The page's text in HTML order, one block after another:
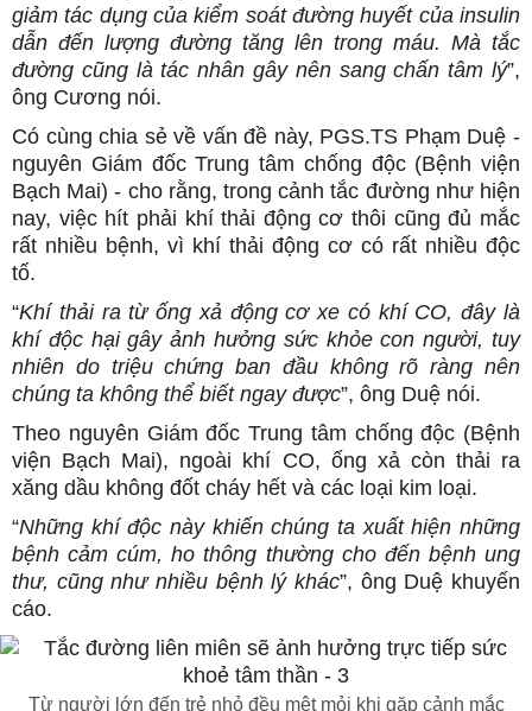
giảm tác dụng của kiểm soát đường huyết của insulin
dẫn đến lượng đường tăng lên trong máu. Mà tắc
đường cũng là tác nhân gây nên sang chấn tâm lý”,
ông Cương nói.
Có cùng chia sẻ về vấn đề này, PGS.TS Phạm Duệ -
nguyên Giám đốc Trung tâm chống độc (Bệnh viện
Bạch Mai) - cho rằng, trong cảnh tắc đường như hiện
nay, việc hít phải khí thải động cơ thôi cũng đủ mắc
rất nhiều bệnh, vì khí thải động cơ có rất nhiều độc
tố.
“Khí thải ra từ ống xả động cơ xe có khí CO, đây là
khí độc hại gây ảnh hưởng sức khỏe con người, tuy
nhiên do triệu chứng ban đầu không rõ ràng nên
chúng ta không thể biết ngay được”, ông Duệ nói.
Theo nguyên Giám đốc Trung tâm chống độc (Bệnh
viện Bạch Mai), ngoài khí CO, ống xả còn thải ra
xăng dầu không đốt cháy hết và các loại kim loại.
“Những khí độc này khiến chúng ta xuất hiện những
bệnh cảm cúm, ho thông thường cho đến bệnh ung
thư, cũng như nhiều bệnh lý khác”, ông Duệ khuyến
cáo.
Từ người lớn đến trẻ nhỏ đều mệt mỏi khi gặp cảnh mắc